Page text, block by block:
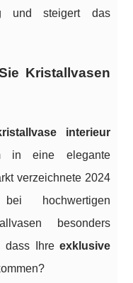
und steigert das
Kristallvasen
interieur
in eine elegante
verzeichnete 2024
hochwertigen
besonders
dass Ihre exklusive